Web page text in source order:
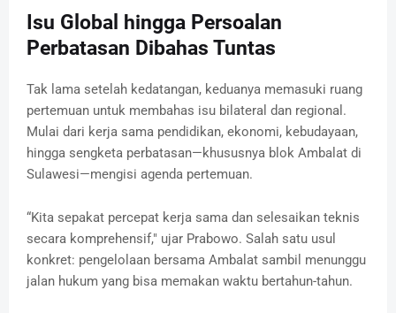
Isu Global hingga Persoalan
Perbatasan Dibahas Tuntas
Tak lama setelah kedatangan, keduanya memasuki ruang
pertemuan untuk membahas isu bilateral dan regional.
Mulai dari kerja sama pendidikan, ekonomi, kebudayaan,
hingga sengketa perbatasan—khususnya blok Ambalat di
Sulawesi—mengisi agenda pertemuan.
“Kita sepakat percepat kerja sama dan selesaikan teknis
secara komprehensif," ujar Prabowo. Salah satu usul
konkret: pengelolaan bersama Ambalat sambil menunggu
jalan hukum yang bisa memakan waktu bertahun-tahun.